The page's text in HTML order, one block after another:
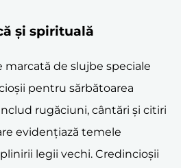
și spirituală
de slujbe speciale
pentru sărbătoarea
rugăciuni, cântări și citiri
evidențiază temele
legii vechi. Credincioșii